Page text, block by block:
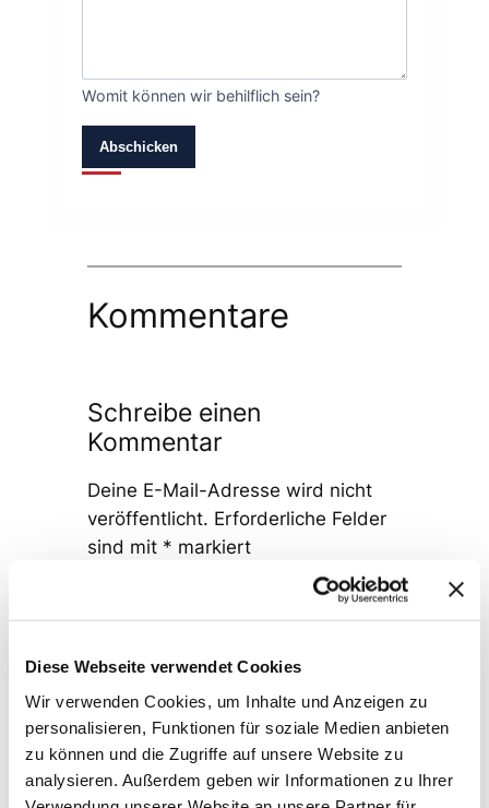
Diese Webseite verwendet Cookies
Wir verwenden Cookies, um Inhalte und Anzeigen zu
personalisieren, Funktionen für soziale Medien anbieten
zu können und die Zugriffe auf unsere Website zu
analysieren. Außerdem geben wir Informationen zu Ihrer
Womit können wir behilflich sein?
Abschicken
Kommentare
Schreibe einen
Kommentar
Deine E-Mail-Adresse wird nicht
veröffentlicht. Erforderliche Felder
sind mit * markiert
Name*